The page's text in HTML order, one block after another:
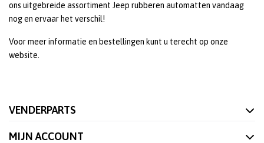
ons uitgebreide assortiment Jeep rubberen automatten vandaag
nog en ervaar het verschil!
Voor meer informatie en bestellingen kunt u terecht op onze
website.
VENDERPARTS
MIJN ACCOUNT